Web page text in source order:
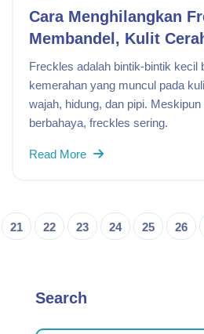
Cara Menghilangkan
Membandel, Kulit
Freckles adalah bintik-bintik kecil
kemerahan yang muncul pada
wajah, hidung, dan pipi.
berbahaya, freckles sering.
Read More
21 22 23 24 25 26
Search